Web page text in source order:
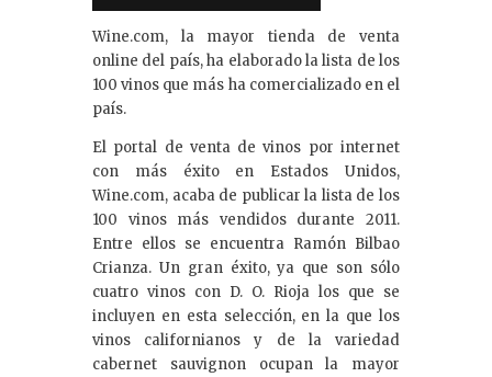
Wine.com, la mayor tienda de venta
online del país, ha elaborado la lista de los
100 vinos que más ha comercializado en el
país.
El portal de venta de vinos por internet
con más éxito en Estados Unidos,
Wine.com, acaba de publicar la lista de los
100 vinos más vendidos durante 2011.
Entre ellos se encuentra Ramón Bilbao
Crianza. Un gran éxito, ya que son sólo
cuatro vinos con D. O. Rioja los que se
incluyen en esta selección, en la que los
vinos californianos y de la variedad
cabernet sauvignon ocupan la mayor